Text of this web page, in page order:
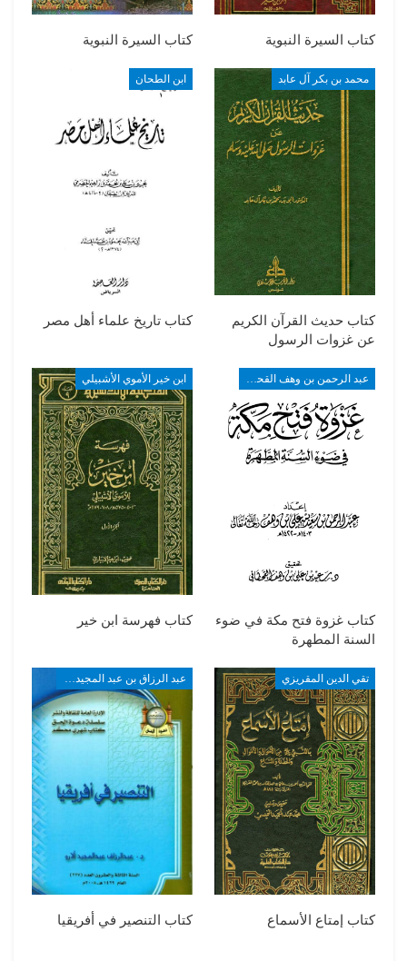
كتاب السيرة النبوية كتاب السيرة النبوية
محمد بن بكر آل عابد
كتاب حديث القرآن الكريم
عن غزوات الرسول
ابن الطحان
كتاب تاريخ علماء أهل مصر
كتاب غزوة فتح مكة في ضوء
السنة المطهرة
ابن خير الأموي الأشبيلي
كتاب فهرسة ابن خير
تقي الدين المقريزي
كتاب إمتاع الأسماع كتاب التنصير في أفريقيا